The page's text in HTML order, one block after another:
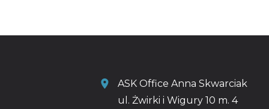
ASK Office Anna Skwarciak
ul. Żwirki i Wigury 10 m. 4